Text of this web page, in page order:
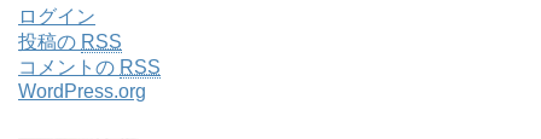
ログイン
投稿の RSS
コメントの RSS
WordPress.org